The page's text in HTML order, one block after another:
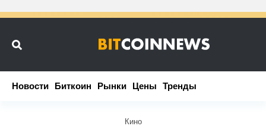
Новости Биткоин Рынки Цены Тренды
Новости Биткоин Рынки Цены Тренды
Кино